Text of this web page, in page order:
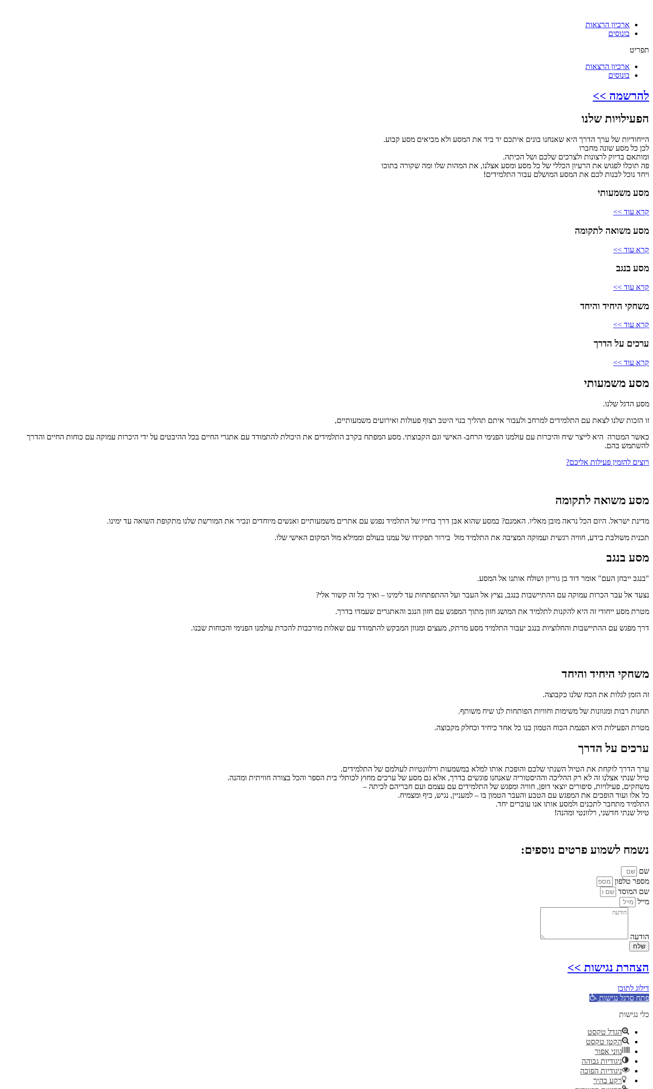
ארכיון הרצאות
בונוסים
תפריט
ארכיון הרצאות
בונוסים
להרשמה >>
הפעילויות שלנו
הייחודיות של ערך הדרך היא שאנחנו בונים איתכם יד ביד את המסע ולא מביאים מסע קבוע.
לכן כל מסע שונה מחברו
ומותאם בדיוק לרצונות ולצרכים שלכם ושל הכיתה.
פה תוכלו לפגוש את הרעיון הכללי של כל מסע ומסע אצלנו, את המהות שלו ומה שקורה בתוכו
ויחד נוכל לבנות לכם את המסע המושלם עבור התלמידים!
מסע משמעותי
קרא עוד >>
מסע משואה לתקומה
קרא עוד >>
מסע בנגב
קרא עוד >>
משחקי היחיד והיחד
קרא עוד >>
ערכים על הדרך
קרא עוד >>
מסע משמעותי
מסע הדגל שלנו.
זו הזכות שלנו לצאת עם התלמידים למרחב ולעבור איתם תהליך בנוי היטב רצוף פעולות ואירועים משמעותיים,
כאשר המטרה היא לייצר שיח והיכרות עם עולמנו הפנימי הרחב- האישי וגם הקבוצתי. מסע המפתח בקרב התלמידים את היכולת להתמודד עם אתגרי החיים בכל ההיבטים על ידי היכרות עמוקה עם כוחות החיים והדרך
להשתמש בהם.
רוצים להזמין פעילות אליכם?
מסע משואה לתקומה
מדינת ישראל. היום הכל נראה מובן מאליו. האמנם? במסע שהוא אבן דרך בחייו של התלמיד נפגש עם אתרים משמעותיים ואנשים מיוחדים ונכיר את המורשת שלנו מתקופת השואה עד ימינו.
תכנית משולבת בידע, חוויה רגשית ועמוקה המציבה את התלמיד מול בירור תפקידו של עמנו בעולם וממילא מול המקום האישי שלו.
מסע בנגב
"בנגב ייבחן העם" אומר דוד בן גוריון ושולח אותנו אל המסע.
נצעד אל עבר הכרות עמוקה עם ההתיישבות בנגב, נציץ אל העבר ועל ההתפתחות עד לימינו – ואיך כל זה קשור אלי?
מטרת מסע ייחודי זה היא להקנות לתלמיד את המושג חזון מתוך המפגש עם חזון הנגב והאתגרים שעמדו בדרך.
דרך מפגש עם ההתיישבות והחלוציות בנגב יעבור התלמיד מסע מרתק, מעצים ומגוון המבקש להתמודד עם שאלות מורכבות להכרת עולמנו הפנימי והכוחות שבנו.
משחקי היחיד והיחד
זה הזמן לגלות את הכח שלנו כקבוצה.
תחנות רבות ומגוונות של משימות וחוויות הפותחות לנו שיח משותף.
מטרת הפעילות היא הפנמת הכוח הטמון בנו כל אחד כיחיד וכחלק מקבוצה.
ערכים על הדרך
ערך הדרך לוקחת את הטיול השנתי שלכם והופכת אותו למלא במשמעות ורלוונטיות לעולמם של התלמידים.
טיול שנתי אצלנו זה לא רק ההליכה וההיסטוריה שאנחנו פוגשים בדרך, אלא גם מסע של ערכים מחוץ לכותלי בית הספר והכל בצורה חוויתית ומהנה.
משחקים, פעילויות, סיפורים יוצאי דופן, חוויה ומפגש של התלמידים עם עצמם ועם חבריהם לכיתה –
כל אלו ועוד הופכים את המפגש עם הטבע והעבר הטמון בו – למעניין, נגיש, כיף ומצמיח.
התלמיד מתחבר לתכנים ולמסע אותו אנו עוברים יחד.
טיול שנתי חדשני, רלוונטי ומהנה!
נשמח לשמוע פרטים נוספים:
שם
מספר טלפון
שם המוסד
מייל
הודעה
שלח
הצהרת נגישות >>
דילוג לתוכן
פתח סרגל נגישות
כלי נגישות
הגדל טקסט
הקטן טקסט
גווני אפור
ניגודיות גבוהה
ניגודיות הפוכה
רקע בהיר